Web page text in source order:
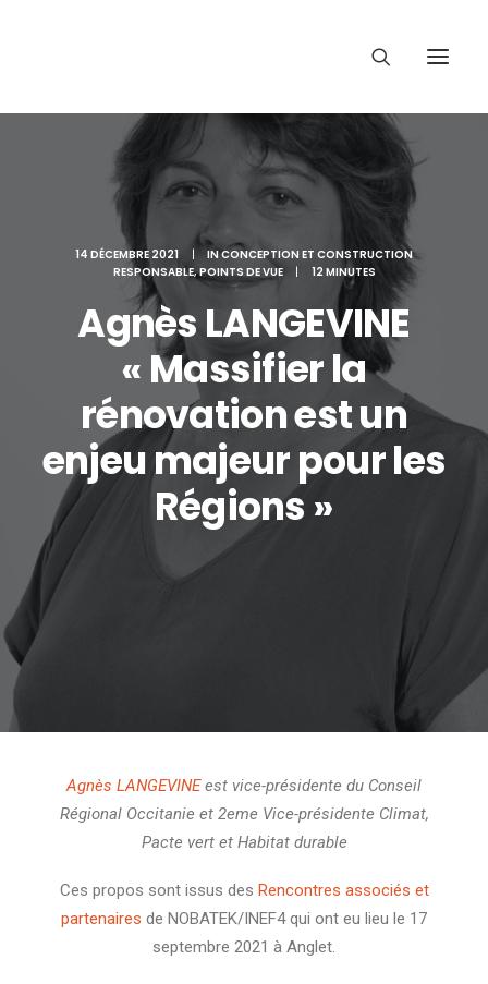
14 DÉCEMBRE 2021 | INCONCEPTION ET CONSTRUCTION
RESPONSABLE,POINTS DE VUE | 12 MINUTES
Agnès LANGEVINE
« Massifier la
rénovation est un
enjeu majeur pour les
Régions »
Agnès LANGEVINEest vice-présidente du Conseil
Régional Occitanie et 2eme Vice-présidente Climat,
Pacte vert et Habitat durable
Ces propos sont issus des Rencontres associés et
partenaires de NOBATEK/INEF4 qui ont eu lieu le 17
septembre 2021 à Anglet.